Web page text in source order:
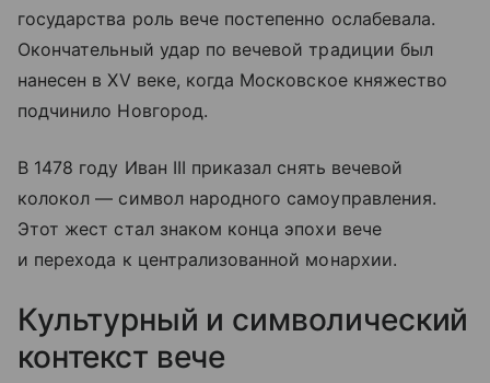
государства роль вече постепенно ослабевала.
Окончательный удар по вечевой традиции был
нанесен в XV веке, когда Московское княжество
подчинило Новгород.
В 1478 году Иван III приказал снять вечевой
колокол — символ народного самоуправления.
Этот жест стал знаком конца эпохи вече
и перехода к централизованной монархии.
Культурный и символический
контекст вече